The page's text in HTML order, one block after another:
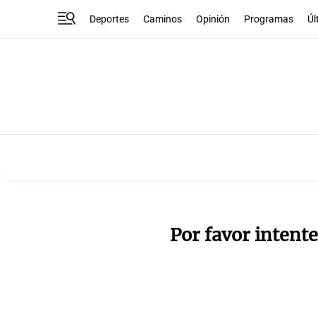
Deportes Caminos Opinión Programas
Por favor